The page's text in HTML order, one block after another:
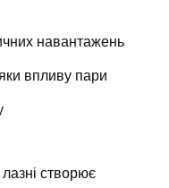
навантажень
впливу пари
створює